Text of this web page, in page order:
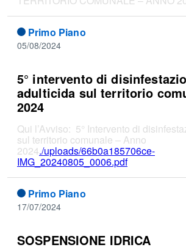
Primo Piano
05/08/2024
5° intervento di
adulticida sul territorio
2024
Qui l’Avviso: 5° Intervento di
sul territorio comunale – Anno
2024./uploads/66b0a185706ce-
IMG_20240805_0006.pdf
Primo Piano
17/07/2024
SOSPENSIONE IDRICA